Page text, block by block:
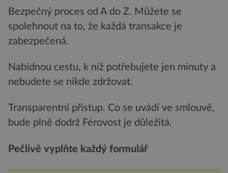
Bezpečný proces od A do Z. Můžete se
spolehnout na to, že každá transakce je
zabezpečená.
Nabídnou cestu, k níž potřebujete jen minuty a
nebudete se nikde zdržovat.
Transparentní přístup. Co se uvádí ve smlouvě,
bude plně dodrž Férovost je důležitá.
Peč livě vyplňte každý formul ář